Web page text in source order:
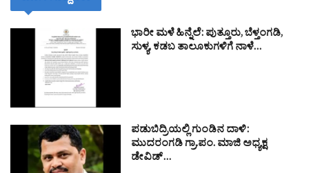
ಭಾರೀ ಮಳೆ ಹಿನ್ನೆಲೆ: ಪುತ್ತೂರು, ಬೆಳ್ತಂಗಡಿ,
ಸುಳ್ಯ, ಕಡಬ ತಾಲೂಕುಗಳಿಗೆ ನಾಳೆ…
ಪಡುಬಿದ್ರಿಯಲ್ಲಿ ಗುಂಡಿನ ದಾಳಿ:
ಮುದರಂಗಡಿ ಗ್ರಾ.ಪಂ. ಮಾಜಿ ಅಧ್ಯಕ್ಷ
ಡೇವಿಡ್…